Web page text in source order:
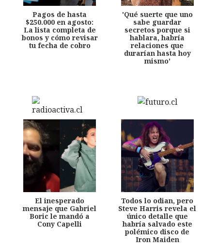
Pagos de hasta
$250.000 en agosto:
La lista completa de
bonos y cómo revisar
tu fecha de cobro
'Qué suerte que uno
sabe guardar
secretos porque si
hablara, habría
relaciones que
durarían hasta hoy
mismo'
El inesperado
mensaje que Gabriel
Boric le mandó a
Cony Capelli
Todos lo odian, pero
Steve Harris revela el
único detalle que
habría salvado este
polémico disco de
Iron Maiden